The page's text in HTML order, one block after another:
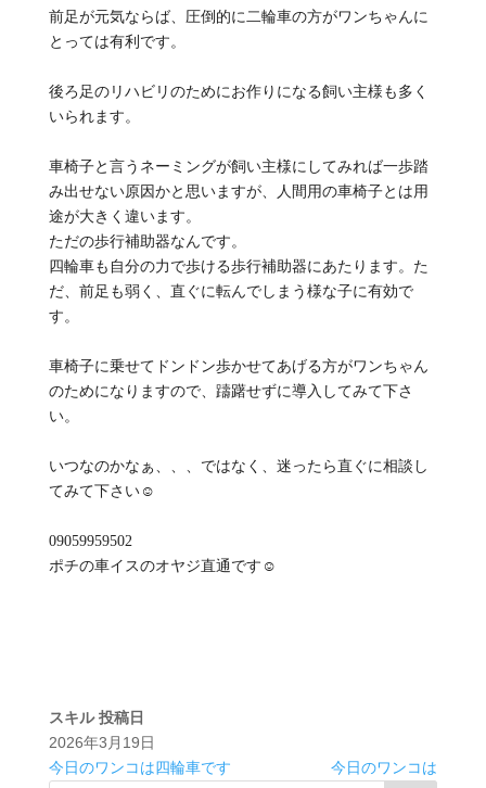
前足が元気ならば、圧倒的に二輪車の方がワンちゃんに
とっては有利です。
後ろ足のリハビリのためにお作りになる飼い主様も多く
いられます。
車椅子と言うネーミングが飼い主様にしてみれば一歩踏
み出せない原因かと思いますが、人間用の車椅子とは用
途が大きく違います。
ただの歩行補助器なんです。
四輪車も自分の力で歩ける歩行補助器にあたります。た
だ、前足も弱く、直ぐに転んでしまう様な子に有効で
す。
車椅子に乗せてドンドン歩かせてあげる方がワンちゃん
のためになりますので、躊躇せずに導入してみて下さ
い。
いつなのかなぁ、、、ではなく、迷ったら直ぐに相談し
てみて下さい☺️
09059959502
ポチの車イスのオヤジ直通です☺️
スキル 投稿日
2026年3月19日
今日のワンコは四輪車です
今日のワンコは